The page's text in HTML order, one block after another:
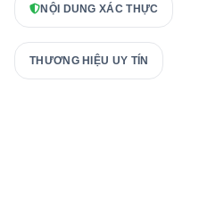
NỘI DUNG XÁC THỰC
THƯƠNG HIỆU UY TÍN